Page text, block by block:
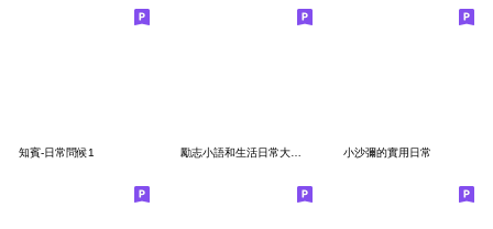
知賓-日常問候1 小沙彌的實用日常